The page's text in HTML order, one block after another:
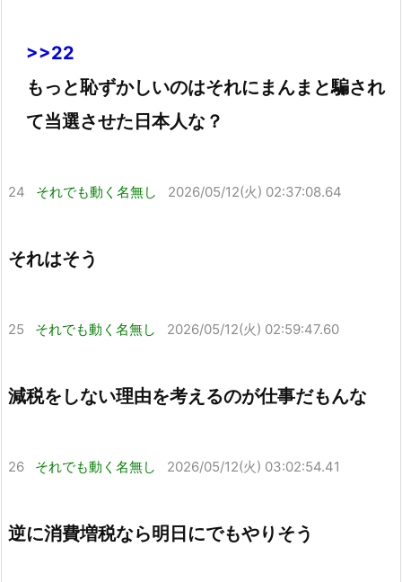
>>22
もっと恥ずかしいのはそれにまんまと騙され
て当選させた日本人な？
24 それでも動く名無し 2026/05/12(火) 02:37:08.64
それはそう
25 それでも動く名無し 2026/05/12(火) 02:59:47.60
減税をしない理由を考えるのが仕事だもんな
26 それでも動く名無し 2026/05/12(火) 03:02:54.41
逆に消費増税なら明日にでもやりそう